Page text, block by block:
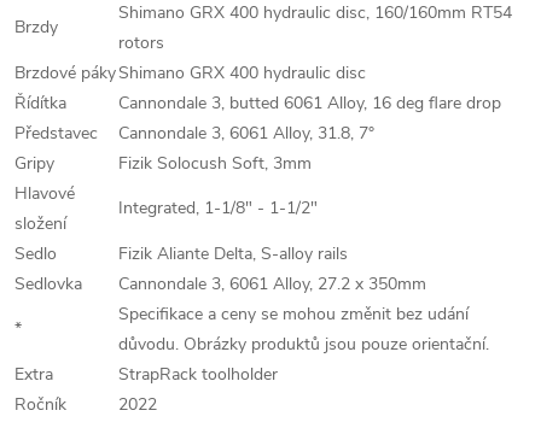
Brzdy
Shimano GRX 400 hydraulic disc, 160/160mm RT54
rotors
Brzdové pákyShimano GRX 400 hydraulic disc
Řídítka
Cannondale 3, butted 6061 Alloy, 16 deg flare drop
Představec
Cannondale 3, 6061 Alloy, 31.8, 7°
Gripy
Fizik Solocush Soft, 3mm
Hlavové
složení
Integrated, 1-1/8" - 1-1/2"
Sedlo
Fizik Aliante Delta, S-alloy rails
Sedlovka
Cannondale 3, 6061 Alloy, 27.2 x 350mm
*
Specifikace a ceny se mohou změnit bez udání
důvodu. Obrázky produktů jsou pouze orientační.
Extra
StrapRack toolholder
Ročník
2022